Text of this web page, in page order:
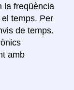
la freqüència
temps. Per
de temps.
amb